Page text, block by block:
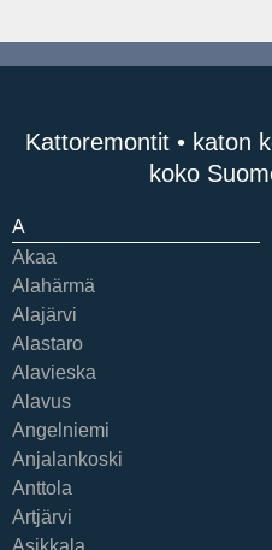
Kattoremontit • katon
koko
A
Akaa
Alahärmä
Alajärvi
Alastaro
Alavieska
Alavus
Angelniemi
Anjalankoski
Anttola
Artjärvi
Asikkala